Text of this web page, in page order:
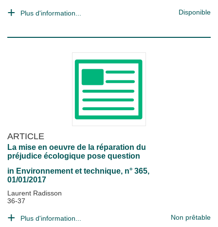
Plus d'information... Disponible
ARTICLE
La mise en oeuvre de la réparation du
préjudice écologique pose question
in Environnement et technique, n° 365,
01/01/2017
Laurent Radisson
36-37
Plus d'information... Non prêtable